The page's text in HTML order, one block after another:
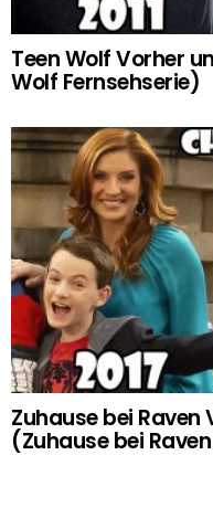
Teen Wolf Vorher
Wolf Fernsehserie)
Zuhause bei Raven
(Zuhause bei